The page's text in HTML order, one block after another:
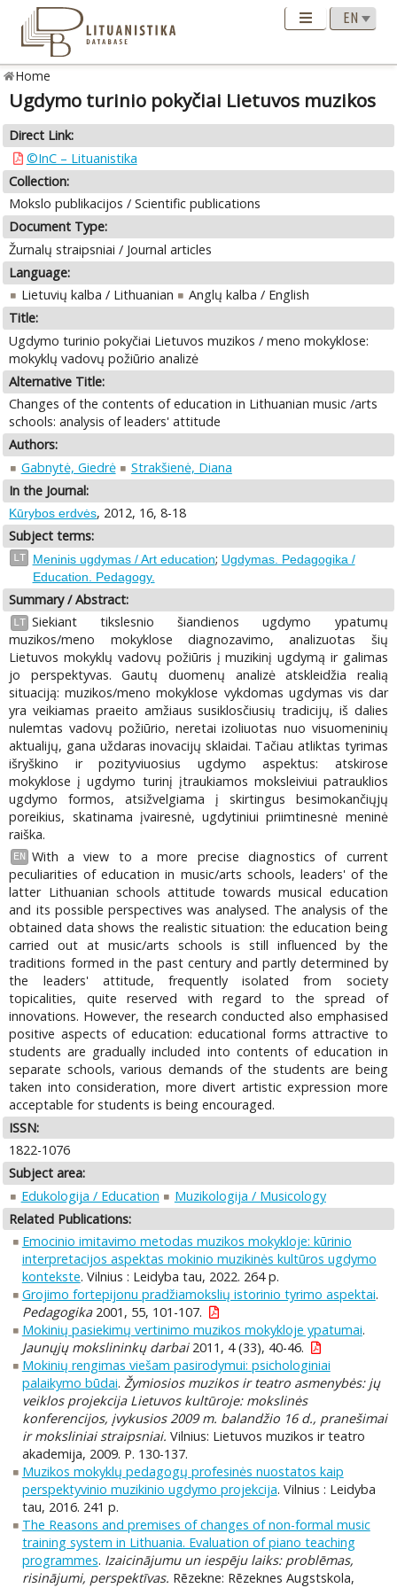
Home
Ugdymo turinio pokyčiai Lietuvos muzikos
Direct Link:
©InC – Lituanistika
Collection:
Mokslo publikacijos / Scientific publications
Document Type:
Žurnalų straipsniai / Journal articles
Language:
Lietuvių kalba / Lithuanian
Anglų kalba / English
Title:
Ugdymo turinio pokyčiai Lietuvos muzikos / meno mokyklose:
mokyklų vadovų požiūrio analizė
Alternative Title:
Changes of the contents of education in Lithuanian music /arts
schools: analysis of leaders' attitude
Authors:
Gabnytė, Giedrė
Strakšienė, Diana
In the Journal:
Kūrybos erdvės, 2012, 16, 8-18
Subject terms:
LT Meninis ugdymas / Art education; Ugdymas. Pedagogika /
Education. Pedagogy.
Summary / Abstract:
LT Siekiant tikslesnio šiandienos ugdymo ypatumų
muzikos/meno mokyklose diagnozavimo, analizuotas šių
Lietuvos mokyklų vadovų požiūris į muzikinį ugdymą ir galimas
jo perspektyvas. Gautų duomenų analizė atskleidžia realią
situaciją: muzikos/meno mokyklose vykdomas ugdymas vis dar
yra veikiamas praeito amžiaus susiklosčiusių tradicijų, iš dalies
nulemtas vadovų požiūrio, neretai izoliuotas nuo visuomeninių
aktualijų, gana uždaras inovacijų sklaidai. Tačiau atliktas tyrimas
išryškino ir pozityviuosius ugdymo aspektus: atskirose
mokyklose į ugdymo turinį įtraukiamos moksleiviui patrauklios
ugdymo formos, atsižvelgiama į skirtingus besimokančiųjų
poreikius, skatinama įvairesnė, ugdytiniui priimtinesnė meninė
raiška.
EN
With a view to a more precise diagnostics of current
peculiarities of education in music/arts schools, leaders' of the
latter Lithuanian schools attitude towards musical education
and its possible perspectives was analysed. The analysis of the
obtained data shows the realistic situation: the education being
carried out at music/arts schools is still influenced by the
traditions formed in the past century and partly determined by
the leaders' attitude, frequently isolated from society
topicalities, quite reserved with regard to the spread of
innovations. However, the research conducted also emphasised
positive aspects of education: educational forms attractive to
students are gradually included into contents of education in
separate schools, various demands of the students are being
taken into consideration, more divert artistic expression more
acceptable for students is being encouraged.
ISSN:
1822-1076
Subject area:
Edukologija / Education
Muzikologija / Musicology
Related Publications:
Emocinio imitavimo metodas muzikos mokykloje: kūrinio
interpretacijos aspektas mokinio muzikinės kultūros ugdymo
kontekste. Vilnius : Leidyba tau, 2022. 264 p.
Grojimo fortepijonu pradžiamokslių istorinio tyrimo aspektai.
Pedagogika2001, 55, 101-107.
Mokinių pasiekimų vertinimo muzikos mokykloje ypatumai.
Jaunųjų mokslininkų darbai2011, 4 (33), 40-46.
Mokinių rengimas viešam pasirodymui: psichologiniai
palaikymo būdai. Žymiosios muzikos ir teatro asmenybės: jų
veiklos projekcija Lietuvos kultūroje: mokslinės
konferencijos, įvykusios 2009 m. balandžio 16 d., pranešimai
ir moksliniai straipsniai. Vilnius: Lietuvos muzikos ir teatro
akademija, 2009. P. 130-137.
Muzikos mokyklų pedagogų profesinės nuostatos kaip
perspektyvinio muzikinio ugdymo projekcija. Vilnius : Leidyba
tau, 2016. 241 p.
The Reasons and premises of changes of non-formal music
training system in Lithuania. Evaluation of piano teaching
programmes. Izaicinājumu un iespēju laiks: problēmas,
risinājumi, perspektīvas. Rēzekne: Rēzeknes Augstskola,